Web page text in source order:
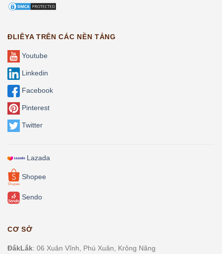
ĐLIÊYA TRÊN CÁC NỀN TẢNG
Youtube
Linkedin
Facebook
Pinterest
Twitter
Lazada
Shopee
Sendo
CƠ SỞ
ĐắkLắk: 06 Xuân Vĩnh, Phú Xuân, Krông Năng